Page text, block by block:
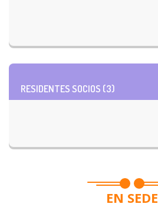
RESIDENTES SOCIOS (3)
EN SEDE